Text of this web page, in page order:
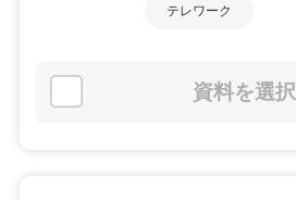
テレワーク
資料を選択